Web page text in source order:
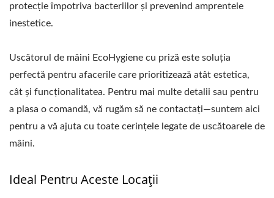
protecție împotriva bacteriilor și prevenind amprentele
inestetice.
Uscătorul de mâini EcoHygiene cu priză este soluția
perfectă pentru afacerile care prioritizează atât estetica,
cât și funcționalitatea. Pentru mai multe detalii sau pentru
a plasa o comandă, vă rugăm să ne contactați—suntem aici
pentru a vă ajuta cu toate cerințele legate de uscătoarele de
mâini.
Ideal Pentru Aceste Locații